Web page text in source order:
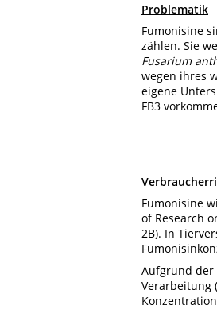
Problematik
Fumonisine
zählen. Sie
Fusarium
wegen ihres
eigene
FB3
Fumonisine
of Research
2B). In
Aufgrund der
Verarbeitung